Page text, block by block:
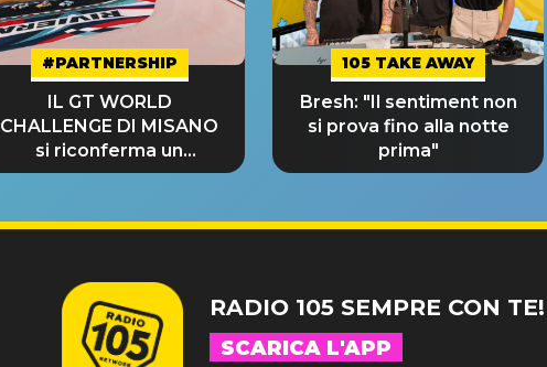
#PARTNERSHIP
IL GT WORLD
CHALLENGE DI MISANO
si riconferma un
GRANDE SUCCESSO!
105 TAKE AWAY
Bresh: "Il sentiment non
si prova fino alla notte
prima"
RADIO 105 SEMPRE CON TE!
SCARICA L'APP